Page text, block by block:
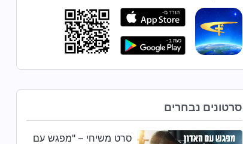
21:31
סדרת דרשות: חיפוש אמונת אמת -
"חטאינו נסלחו – האם אדוננו ייקח
אותנו היישר למלכותו כשיחזור?"
20:26
סדרת דרשות: חיפוש אמונת אמת –
סדרת דרשות: חיפוש אמונת אמת –
סרטונים נבחרים
סרט משיחי – "מפגש עם